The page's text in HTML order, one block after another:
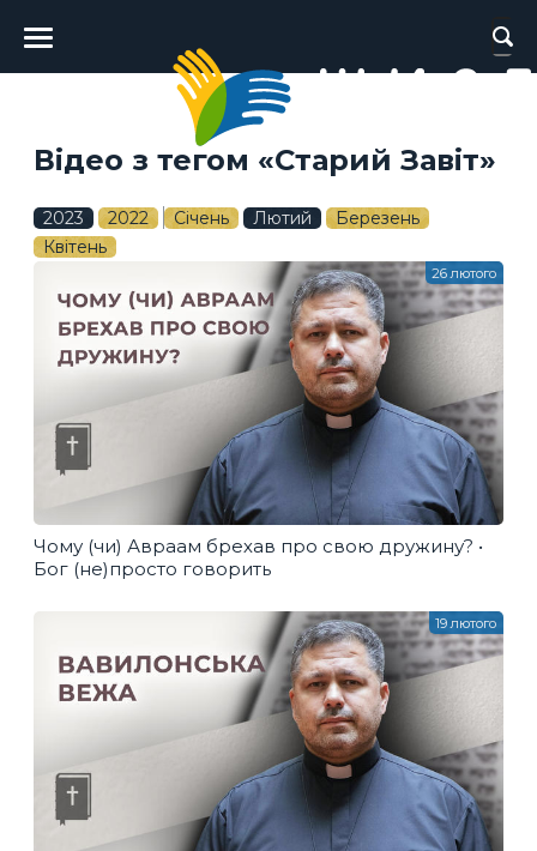
Головне
меню
Відео з тегом «Старий Завіт»
2023 2022 Січень Лютий
Березень
Квітень
Чому (чи) Авраам брехав про свою дружину? •
Бог (не)просто говорить
26 лютого
19 лютого